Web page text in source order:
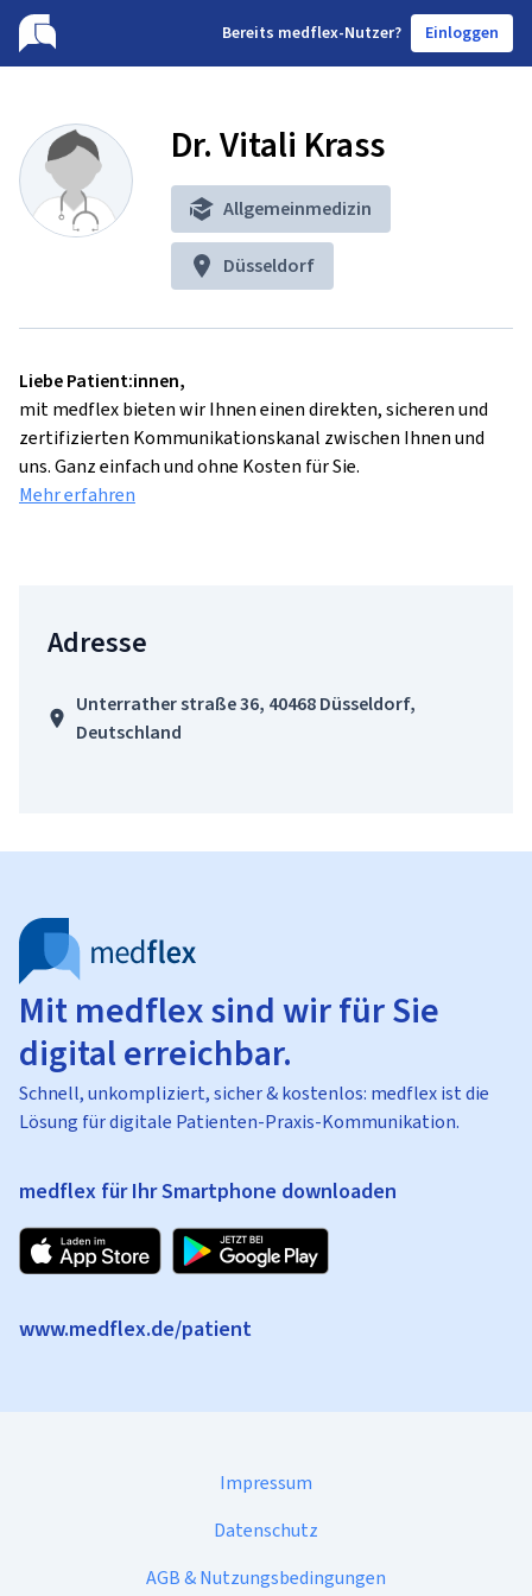
Bereits medflex-Nutzer? Einloggen
Dr. Vitali Krass
Allgemeinmedizin
Düsseldorf
Liebe Patient:innen,
mit medflex bieten wir Ihnen einen direkten, sicheren und
zertifizierten Kommunikationskanal zwischen Ihnen und
uns. Ganz einfach und ohne Kosten für Sie.
Mehr erfahren
Adresse
Unterrather straße 36, 40468 Düsseldorf,
Deutschland
Mit medflex sind wir für Sie
digital erreichbar.
Schnell, unkompliziert, sicher & kostenlos: medflex ist die
Lösung für digitale Patienten-Praxis-Kommunikation.
medflex für Ihr Smartphone downloaden
www.medflex.de/patient
Impressum
Datenschutz
AGB & Nutzungsbedingungen